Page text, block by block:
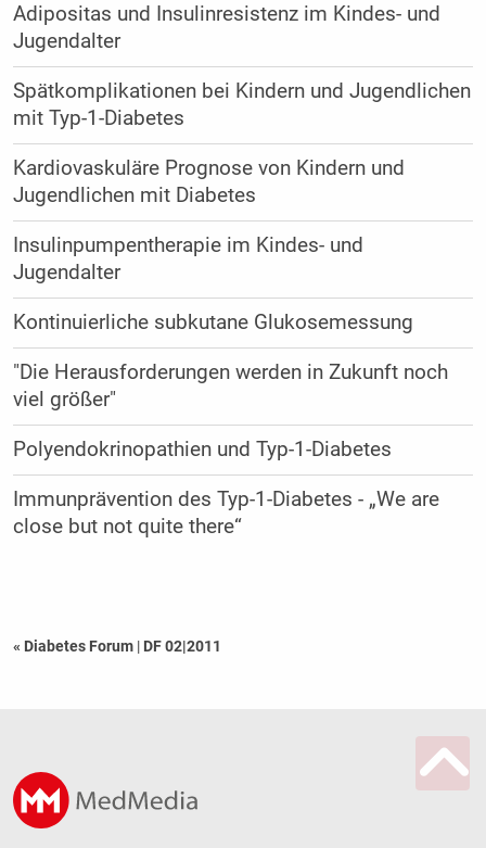
Adipositas und Insulinresistenz im Kindes- und
Jugendalter
Spätkomplikationen bei Kindern und Jugendlichen
mit Typ-1-Diabetes
Kardiovaskuläre Prognose von Kindern und
Jugendlichen mit Diabetes
Insulinpumpentherapie im Kindes- und
Jugendalter
Kontinuierliche subkutane Glukosemessung
"Die Herausforderungen werden in Zukunft noch
viel größer"
Polyendokrinopathien und Typ-1-Diabetes
Immunprävention des Typ-1-Diabetes - „We are
close but not quite there“
« Diabetes Forum | DF 02|2011